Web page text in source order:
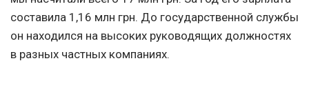
составила 1,16 млн грн. До государственной службы
он находился на высоких руководящих должностях
в разных частных компаниях.